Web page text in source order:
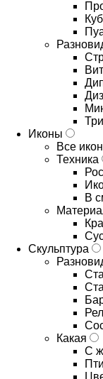
Иконы
Все
Техника
В
Скульптура
Какая
С